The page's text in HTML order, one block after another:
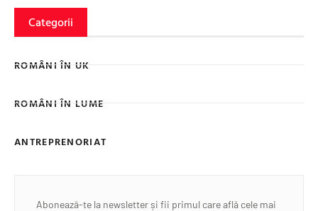
Categorii
ROMÂNI ÎN UK
ROMÂNI ÎN LUME
ANTREPRENORIAT
Abonează-te la newsletter și fii primul care află cele mai